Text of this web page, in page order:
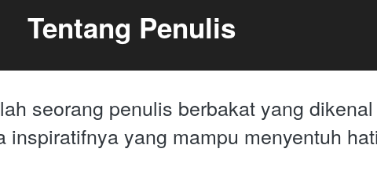
Tentang Penulis
seorang penulis berbakat yang dikenal
inspiratifnya yang mampu menyentuh hati